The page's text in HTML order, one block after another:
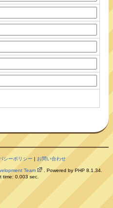
シーポリシー | お問い合わせ
Team
. Powered by PHP 8.1.34.
time: 0.003 sec.